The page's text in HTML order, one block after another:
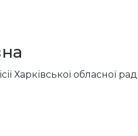
Харківської обласної